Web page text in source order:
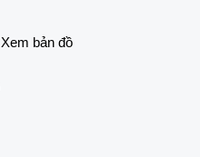
Xem bản đồ